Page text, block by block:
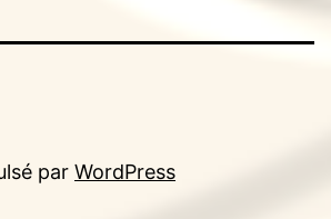
par WordPress